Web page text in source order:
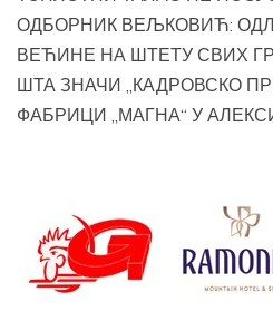
ОДБОРНИК ВЕЉКОВИЋ:
ВЕЋИНЕ НА ШТЕТУ СВИХ
ШТА ЗНАЧИ „КАДРОВСКО
ФАБРИЦИ „МАГНА“ У